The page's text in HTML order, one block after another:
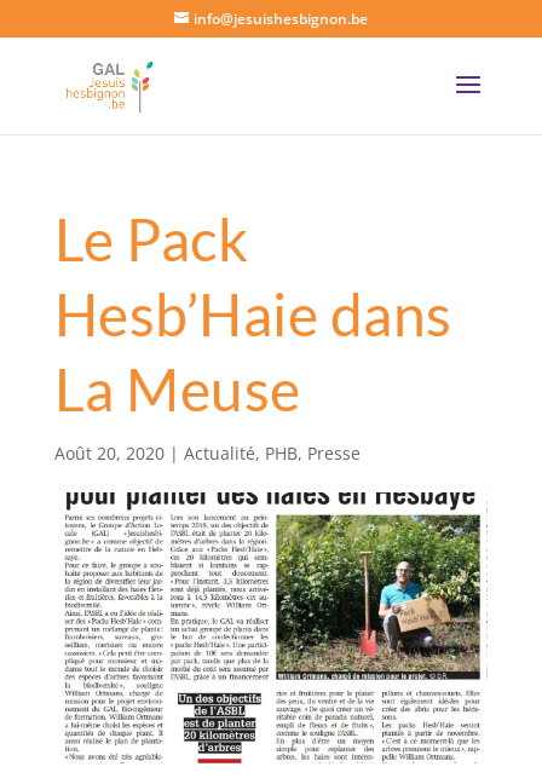
info@jesuishesbignon.be
Le Pack
Hesb’Haie dans
La Meuse
Août 20, 2020| Actualité, PHB, Presse